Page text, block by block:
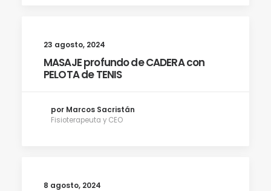
23 agosto, 2024
MASAJE profundo de CADERA con
PELOTA de TENIS
por Marcos Sacristán
Fisioterapeuta y CEO
8 agosto, 2024